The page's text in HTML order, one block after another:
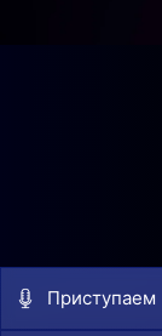
Приступаем